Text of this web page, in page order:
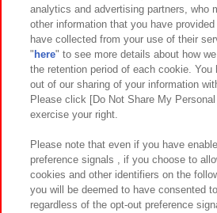
関連会社 サステナビリティ
プライバシーポリシー ウェブアクセシ
お取引先さまとともに
カスタマーハラスメント対応方針 よくあ
analytics and advertising partners, who
other information that you have
have collected from your use of their
" here" to see more details about how
the retention period of each cookie.
out of our sharing of your information
Please click [Do Not Share My
exercise your right.
Please note that even if you have
preference signals , if you choose to
cookies and other identifiers on the
you will be deemed to have consented
regardless of the opt-out preference